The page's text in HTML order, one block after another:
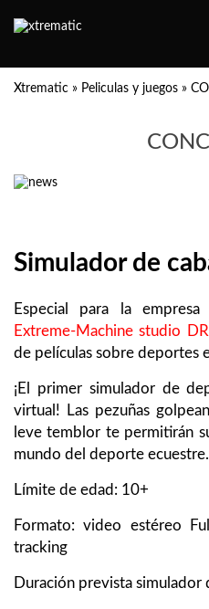
Xtrematic » Peliculas y juegos »
Simulador de
Especial para la
Extreme-Machine studio
de películas sobre deportes
¡El primer simulador de
virtual! Las pezuñas
leve temblor te permitirán
mundo del deporte ecuestre.
Límite de edad: 10+
Formato: video estéreo
tracking
Duración prevista simulador